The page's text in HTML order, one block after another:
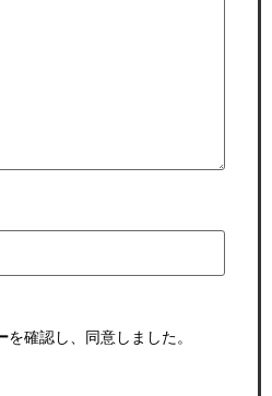
を確認し、同意しました。